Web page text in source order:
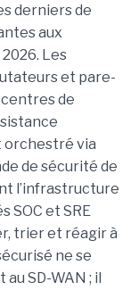
derniers de
aux
Les
et pare-
de
orchestré via
de sécurité de
l’infrastructure
SOC et SRE
trier et réagir à
ne se
SD-WAN ; il